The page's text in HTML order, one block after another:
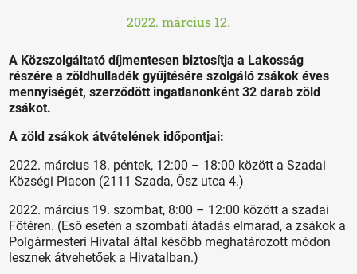
2022. március 12.
A Közszolgáltató díjmentesen biztosítja a Lakosság
részére a zöldhulladék gyűjtésére szolgáló zsákok éves
mennyiségét, szerződött ingatlanonként 32 darab zöld
zsákot.
A zöld zsákok átvételének időpontjai:
2022. március 18. péntek, 12:00 – 18:00 között a Szadai
Községi Piacon (2111 Szada, Ősz utca 4.)
2022. március 19. szombat, 8:00 – 12:00 között a szadai
Főtéren. (Eső esetén a szombati átadás elmarad, a zsákok a
Polgármesteri Hivatal által később meghatározott módon
lesznek átvehetőek a Hivatalban.)